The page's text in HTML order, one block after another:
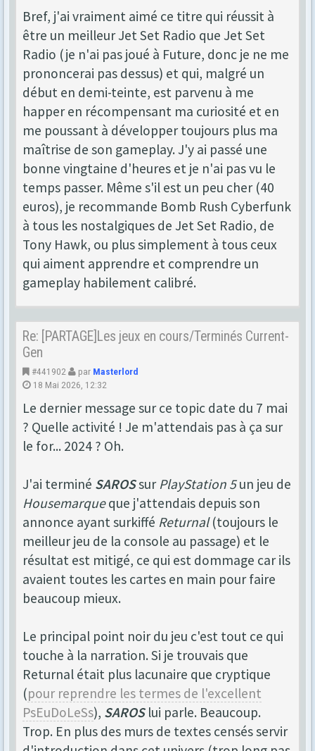
Bref, j'ai vraiment aimé ce titre qui réussit à
être un meilleur Jet Set Radio que Jet Set
Radio (je n'ai pas joué à Future, donc je ne me
prononcerai pas dessus) et qui, malgré un
début en demi-teinte, est parvenu à me
happer en récompensant ma curiosité et en
me poussant à développer toujours plus ma
maîtrise de son gameplay. J'y ai passé une
bonne vingtaine d'heures et je n'ai pas vu le
temps passer. Même s'il est un peu cher (40
euros), je recommande Bomb Rush Cyberfunk
à tous les nostalgiques de Jet Set Radio, de
Tony Hawk, ou plus simplement à tous ceux
qui aiment apprendre et comprendre un
gameplay habilement calibré.
Re: [PARTAGE]Les jeux en cours/Terminés Current-
Gen
#441902 par Masterlord
18 Mai 2026, 12:32
Le dernier message sur ce topic date du 7 mai
? Quelle activité ! Je m'attendais pas à ça sur
le for... 2024 ? Oh.
J'ai terminé SAROSsurPlayStation 5un jeu de
Housemarqueque j'attendais depuis son
annonce ayant surkiffé Returnal(toujours le
meilleur jeu de la console au passage) et le
résultat est mitigé, ce qui est dommage car ils
avaient toutes les cartes en main pour faire
beaucoup mieux.
Le principal point noir du jeu c'est tout ce qui
touche à la narration. Si je trouvais que
Returnal était plus lacunaire que cryptique
(pour reprendre les termes de l'excellent
PsEuDoLeSs), SAROSlui parle. Beaucoup.
Trop. En plus des murs de textes censés servir